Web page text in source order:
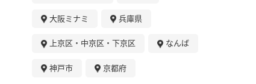
大阪ミナミ 兵庫県
上京区・中京区・下京区 なんば
神戸市 京都府